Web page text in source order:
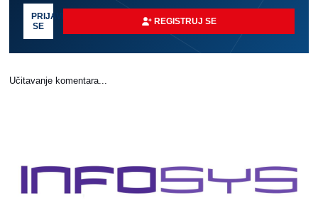
PRIJAVI
SE
REGISTRUJ SE
Učitavanje komentara...